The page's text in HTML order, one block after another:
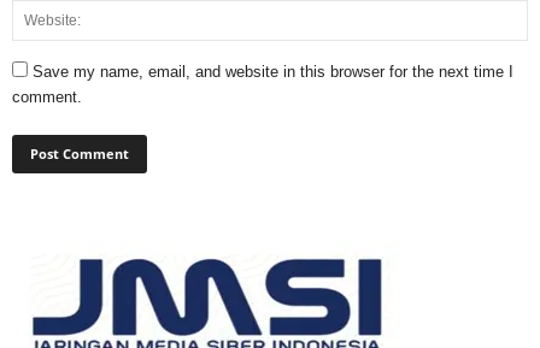
Save my name, email, and website in this browser for the next time I
comment.